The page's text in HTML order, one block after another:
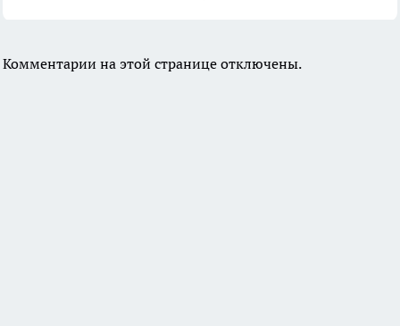
Комментарии на этой странице отключены.